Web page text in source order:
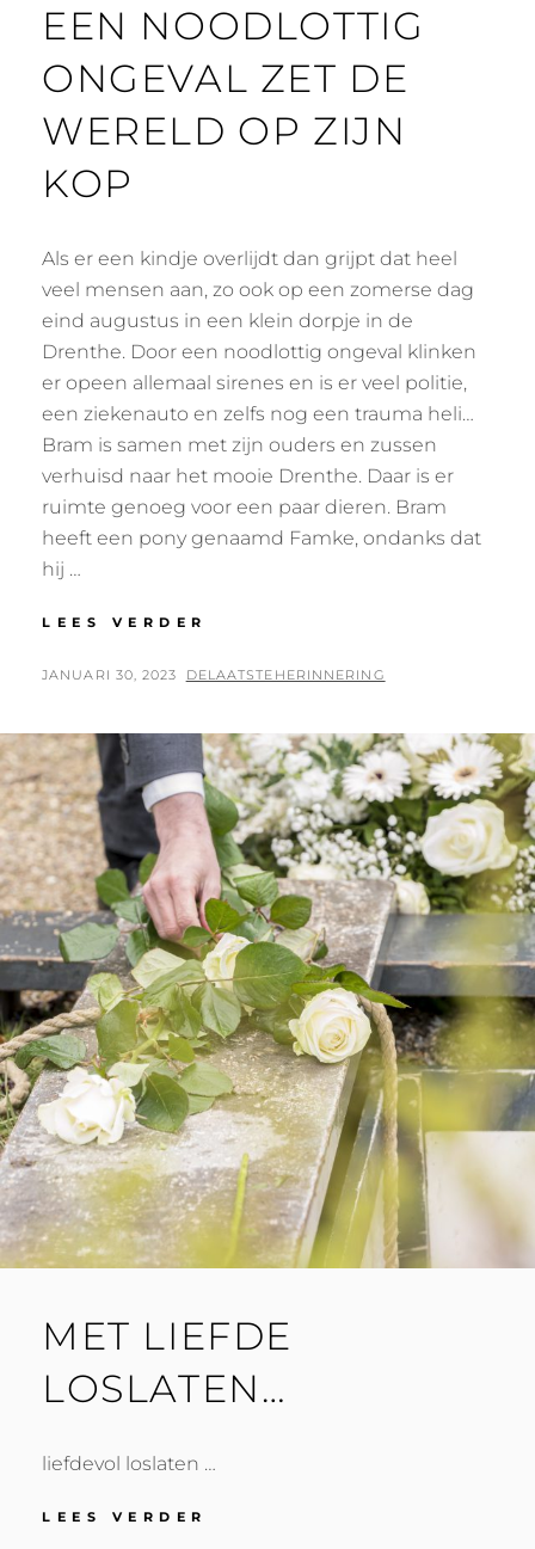
EEN NOODLOTTIG
ONGEVAL ZET DE
WERELD OP ZIJN
KOP
Als er een kindje overlijdt dan grijpt dat heel
veel mensen aan, zo ook op een zomerse dag
eind augustus in een klein dorpje in de
Drenthe. Door een noodlottig ongeval klinken
er opeen allemaal sirenes en is er veel politie,
een ziekenauto en zelfs nog een trauma heli…
Bram is samen met zijn ouders en zussen
verhuisd naar het mooie Drenthe. Daar is er
ruimte genoeg voor een paar dieren. Bram
heeft een pony genaamd Famke, ondanks dat
hij …
LEES VERDER
ONGEVAL
WERELD
OP
ZIJN
KOP
GEPLAATST
JANUARI 30, 2023 BY
DELAATSTEHERINNERING
MET LIEFDE
LOSLATEN…
liefdevol loslaten …
LEES VERDER